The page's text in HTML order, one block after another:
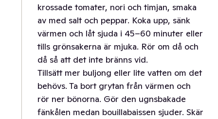
krossade tomater, nori och timjan, smaka
av med salt och peppar. Koka upp, sänk
värmen och låt sjuda i 45–60 minuter eller
tills grönsakerna är mjuka. Rör om då och
då så att det inte bränns vid.
Tillsätt mer buljong eller lite vatten om det
behövs. Ta bort grytan från värmen och
rör ner bönorna. Gör den ugnsbakade
fänkålen medan bouillabaissen sjuder. Skär